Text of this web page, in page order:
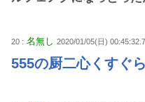
20 : 名無し 2020/01/05(日)
555の厨二心くすぐ